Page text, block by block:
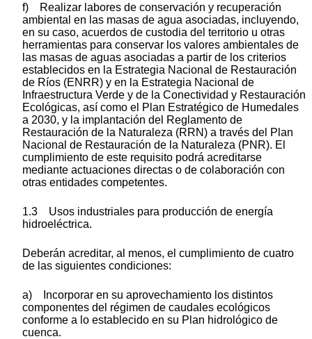
f) Realizar labores de conservación y recuperación
ambiental en las masas de agua asociadas, incluyendo,
en su caso, acuerdos de custodia del territorio u otras
herramientas para conservar los valores ambientales de
las masas de aguas asociadas a partir de los criterios
establecidos en la Estrategia Nacional de Restauración
de Ríos (ENRR) y en la Estrategia Nacional de
Infraestructura Verde y de la Conectividad y Restauración
Ecológicas, así como el Plan Estratégico de Humedales
a 2030, y la implantación del Reglamento de
Restauración de la Naturaleza (RRN) a través del Plan
Nacional de Restauración de la Naturaleza (PNR). El
cumplimiento de este requisito podrá acreditarse
mediante actuaciones directas o de colaboración con
otras entidades competentes.
1.3 Usos industriales para producción de energía
hidroeléctrica.
Deberán acreditar, al menos, el cumplimiento de cuatro
de las siguientes condiciones:
a) Incorporar en su aprovechamiento los distintos
componentes del régimen de caudales ecológicos
conforme a lo establecido en su Plan hidrológico de
cuenca.